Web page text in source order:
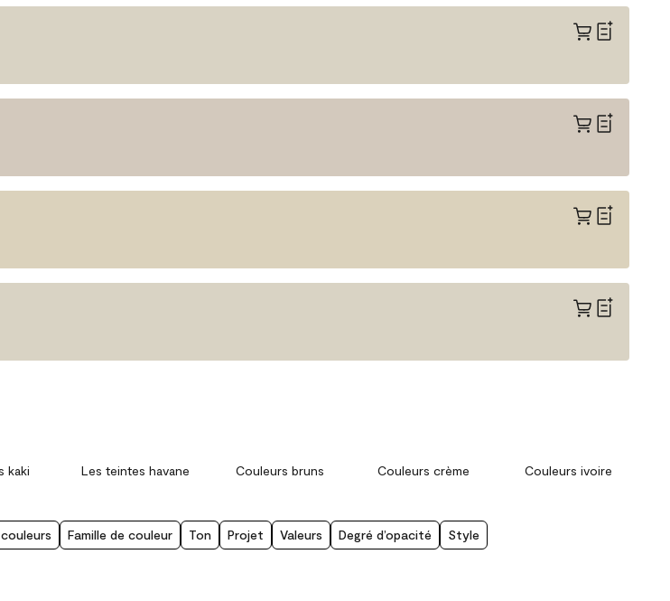
kaki Les teintes havane Couleurs bruns Couleurs crème Couleurs ivoire
Famille de couleur Ton Projet Valeurs Degré d’opacité Style